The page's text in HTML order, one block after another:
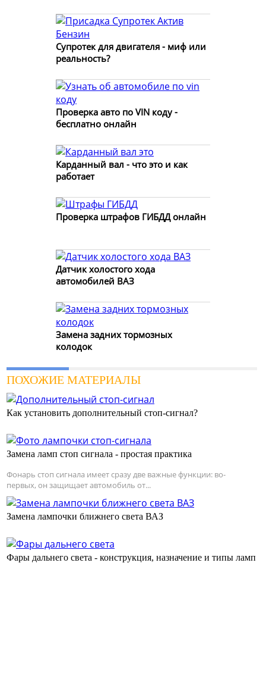
Супротек для двигателя - миф или
реальность?
Проверка авто по VIN коду -
бесплатно онлайн
Карданный вал - что это и как
работает
Проверка штрафов ГИБДД онлайн
Датчик холостого хода
автомобилей ВАЗ
Замена задних тормозных
колодок
ПОХОЖИЕ МАТЕРИАЛЫ
Как установить дополнительный стоп-сигнал?
Замена ламп стоп сигнала - простая практика
Фонарь стоп сигнала имеет сразу две важные функции: во-
первых, он защищает автомобиль от...
Замена лампочки ближнего света ВАЗ
Фары дальнего света - конструкция, назначение и типы ламп